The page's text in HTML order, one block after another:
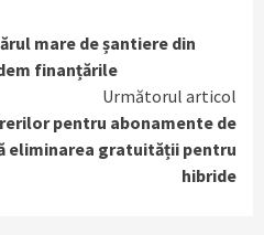
mare de șantiere din
finanțările
Următorul articol
pentru abonamente de
eliminarea gratuității pentru
hibride